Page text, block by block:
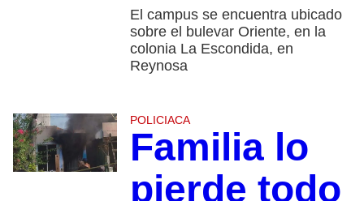
El campus se encuentra ubicado
sobre el bulevar Oriente, en la
colonia La Escondida, en
Reynosa
POLICIACA
Familia lo
pierde todo